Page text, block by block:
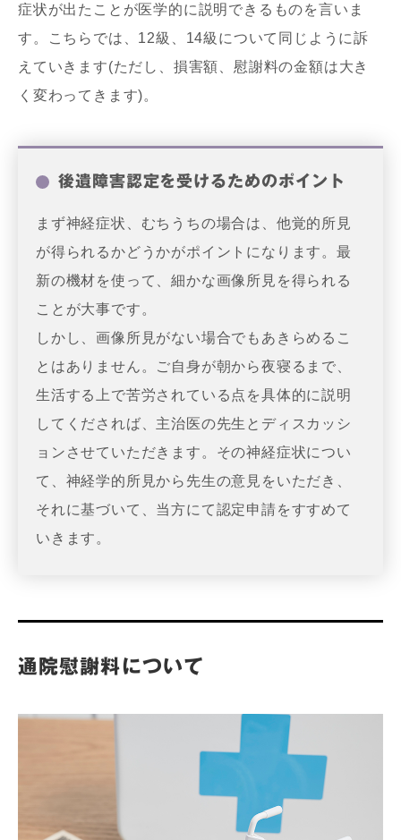
症状が出たことが医学的に説明できるものを言いま
す。こちらでは、12級、14級について同じように訴
えていきます(ただし、損害額、慰謝料の金額は大き
く変わってきます)。
後遺障害認定を受けるためのポイント
まず神経症状、むちうちの場合は、他覚的所見
が得られるかどうかがポイントになります。最
新の機材を使って、細かな画像所見を得られる
ことが大事です。
しかし、画像所見がない場合でもあきらめるこ
とはありません。ご自身が朝から夜寝るまで、
生活する上で苦労されている点を具体的に説明
してくだされば、主治医の先生とディスカッシ
ョンさせていただきます。その神経症状につい
て、神経学的所見から先生の意見をいただき、
それに基づいて、当方にて認定申請をすすめて
いきます。
通院慰謝料について